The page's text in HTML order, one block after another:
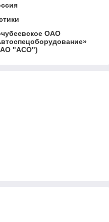
ОАО
"АСО")